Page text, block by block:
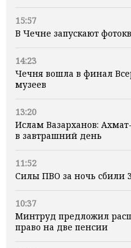
15:57
В Чечне запускают
14:23
Чечня вошла в финал
музеев
13:20
Ислам Вазарханов:
в завтрашний день
11:52
Силы ПВО за ночь сбили
10:37
Минтруд предложил
право на две пенсии